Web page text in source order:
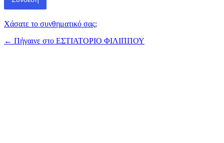
Χάσατε το συνθηματικό σας;
← Πήγαινε στο ΕΣΤΙΑΤΟΡΙΟ ΦΙΛΙΠΠΟΥ